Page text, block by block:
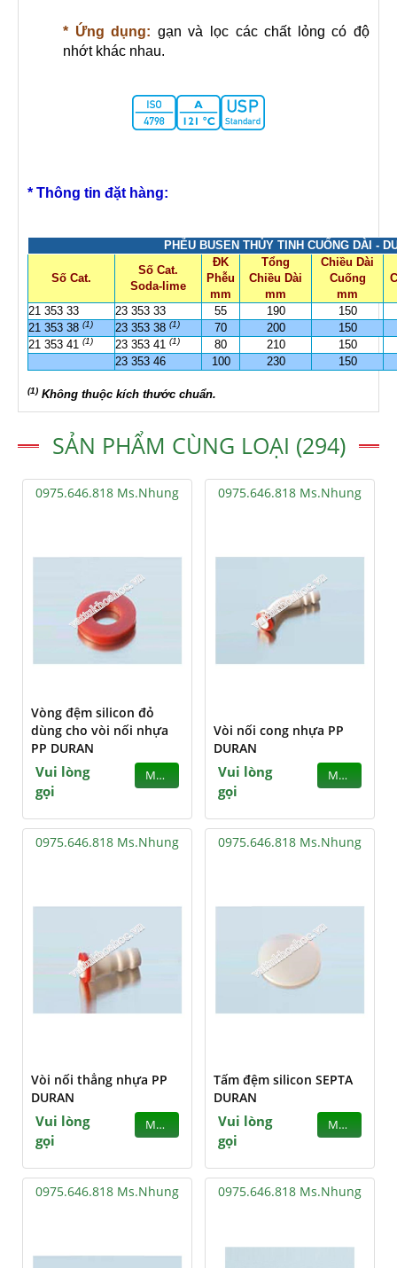
* Ứng dụng: gạn và lọc các chất lỏng có độ
nhớt khác nhau.
* Thông tin đặt hàng:
PHỄU BUSEN THỦY TINH CUỐNG DÀI -
Số Cat.
Số Cat.
Soda-lime
ĐK
Phễu
mm
Tổng
Chiều Dài
mm
Chiều Dài
Cuống
mm
21 353 33 23 353 33 55 190
150
21 353 38 (1) 23 353 38 (1) 70 200
150
21 353 41
(1) 23 353 41 (1) 80 210
150
23 353 46
100 230 150
(1) Không thuộc kích thước chuẩn.
SẢN PHẨM CÙNG LOẠI (294)
0975.646.818 Ms.Nhung
Vòng đệm silicon đỏ
dùng cho vòi nối nhựa
PP DURAN
Vui lòng
gọi
MUA
0975.646.818 Ms.Nhung
Vòi nối cong nhựa PP
DURAN
Vui lòng
gọi
MUA
0975.646.818 Ms.Nhung
Vòi nối thẳng nhựa PP
DURAN
Vui lòng
gọi
MUA
0975.646.818 Ms.Nhung
Tấm đệm silicon SEPTA
DURAN
Vui lòng
gọi
MUA
0975.646.818 Ms.Nhung 0975.646.818 Ms.Nhung